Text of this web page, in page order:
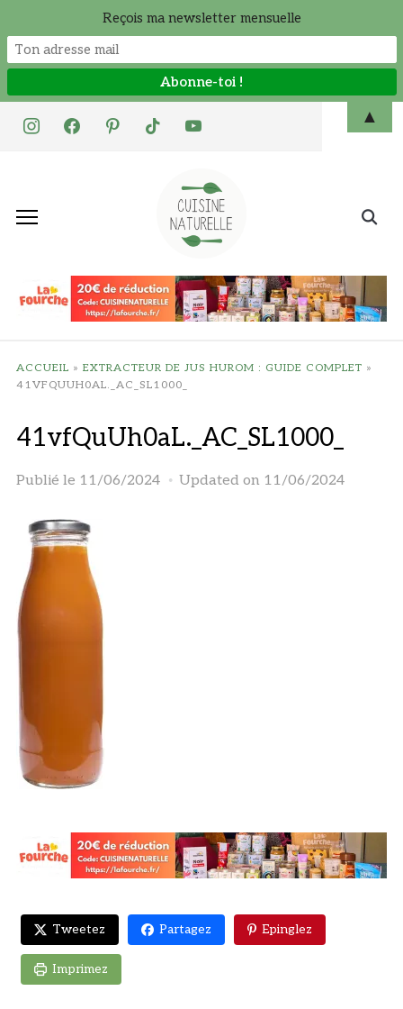
instagramfacebookpinteresttiktok youtube
Search
ACCUEIL » EXTRACTEUR DE JUS HUROM : GUIDE COMPLET »
41VFQUUH0AL._AC_SL1000_
41vfQuUh0aL._AC_SL1000_
Publié le 11/06/2024 Updated on 11/06/2024
Tweetez Partagez Epinglez
Imprimez
Reçois ma newsletter mensuelle
▲